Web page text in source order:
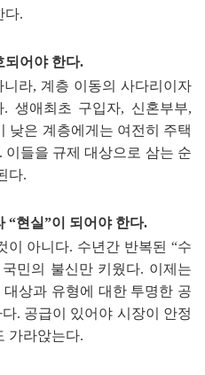
다.
되어야 한다.
니라, 계층 이동의 사다리이자
. 생애최초 구입자, 신혼부부,
낮은 계층에게는 여전히 주택
이들을 규제 대상으로 삼는 순
다.
“현실”이 되어야 한다.
이 아니다. 수년간 반복된 “수
민의 불신만 키웠다. 이제는
대상과 유형에 대한 투명한 공
다. 공급이 있어야 시장이 안정
가라앉는다.